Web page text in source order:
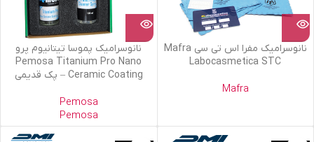
نانوسرامیک مفرا اس تی سی Mafra
Labocasmetica STC
Mafra
نانوسرامیک پموسا تیتانیوم پرو
Pemosa Titanium Pro Nano
Ceramic Coating – پک قدیمی
Pemosa
Pemosa